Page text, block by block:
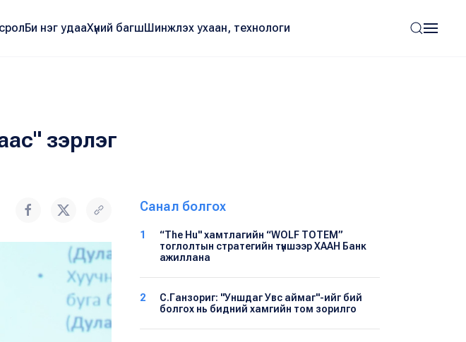
Би нэг удааХүний багшШинжлэх ухаан, технологи
зэрлэг
Санал болгох
1
“The Hu" хамтлагийн “WOLF TOTEM”
тоглолтын стратегийн түншээр ХААН Банк
ажиллана
2
С.Ганзориг: "Уншдаг Увс аймаг"-ийг бий
болгох нь бидний хамгийн том зорилго